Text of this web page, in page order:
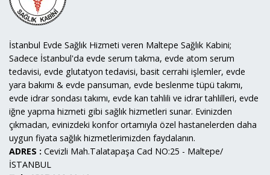
İstanbul Evde Sağlık Hizmeti veren Maltepe Sağlık Kabini;
Sadece İstanbul'da evde serum takma, evde atom serum
tedavisi, evde glutatyon tedavisi, basit cerrahi işlemler, evde
yara bakımı & evde pansuman, evde beslenme tüpü takımı,
evde idrar sondası takımı, evde kan tahlili ve idrar tahlilleri, evde
iğne yapma hizmeti gibi sağlık hizmetleri sunar. Evinizden
çıkmadan, evinizdeki konfor ortamıyla özel hastanelerden daha
uygun fiyata sağlık hizmetlerimizden faydalanın.
ADRES : Cevizli Mah.Talatapaşa Cad NO:25 - Maltepe/
İSTANBUL